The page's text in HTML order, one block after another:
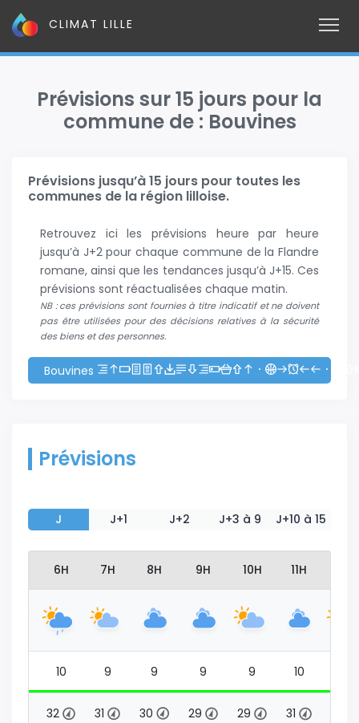
CLIMAT LILLE
Prévisions sur 15 jours pour la
commune de : Bouvines
Prévisions jusqu’à 15 jours pour toutes les
communes de la région lilloise.
Retrouvez ici les prévisions heure par heure
jusqu’à J+2 pour chaque commune de la Flandre
romane, ainsi que les tendances jusqu’à J+15. Ces
prévisions sont réactualisées chaque matin.
NB : ces prévisions sont fournies à titre indicatif et ne doivent
pas être utilisées pour des décisions relatives à la sécurité
des biens et des personnes.
Bouvines
Prévisions
J J+1 J+2 J+3 à 9 J+10 à 15
6H 7H 8H 9H 10H 11H
10 9 9 9 9 10
32 31 30 29 29 31